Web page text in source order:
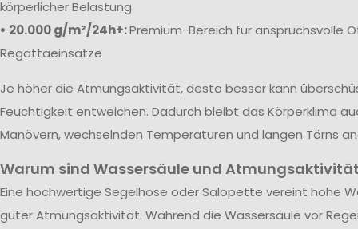
körperlicher Belastung
• 20.000 g/m²/24h+:Premium-Bereich für anspruchsvolle
Regattaeinsätze
Je höher die Atmungsaktivität, desto besser kann
Feuchtigkeit entweichen. Dadurch bleibt das Körperklima
Manövern, wechselnden Temperaturen und langen Törns
Warum sind Wassersäule und
Eine hochwertige Segelhose oder Salopette vereint hohe
guter Atmungsaktivität. Während die Wassersäule vor